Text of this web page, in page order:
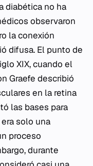
diabética no ha
observaron
la conexión
difusa. El punto de
XIX, cuando el
Graefe describió
en la retina
las bases para
solo una
proceso
durante